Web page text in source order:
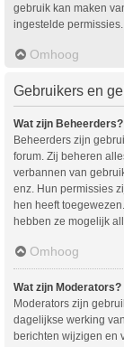
gebruik kan maken
ingestelde permissies.
Omhoog
Gebruikers en
Wat zijn Beheerders?
Beheerders zijn
forum. Zij beheren
verbannen van
enz. Hun permissies
hen heeft
hebben ze mogelijk
Omhoog
Wat zijn Moderators?
Moderators zijn
dagelijkse werking
berichten wijzigen en